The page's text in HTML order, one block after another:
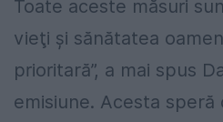
Toate aceste măsuri
vieţi şi sănătatea
prioritară”, a mai spus
emisiune. Acesta speră